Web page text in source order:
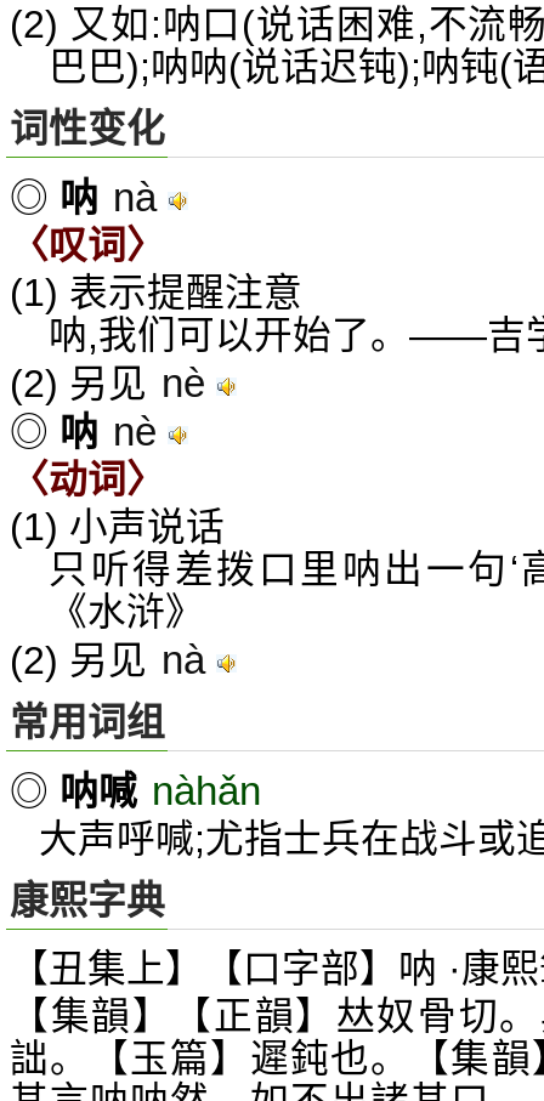
(2) 又如:呐口(说话困难,不流
巴巴);呐呐(说话迟钝);呐钝(
词性变化
◎ 呐 nà
〈叹词〉
(1) 表示提醒注意
呐,我们可以开始了。——吉
(2) 另见 nè
◎ 呐 nè
〈动词〉
(1) 小声说话
只听得差拨口里呐出一句
《水浒》
(2) 另见 nà
常用词组
◎ 呐喊 nàhǎn
大声呼喊;尤指士兵在战斗或
康熙字典
【丑集上】【口字部】呐 ·康
【集韻】【正韻】 𠀤奴骨切
詘。【玉篇】遲鈍也。【集